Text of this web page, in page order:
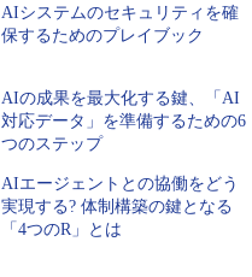
AIシステムのセキュリティを確
保するためのプレイブック
AIの成果を最大化する鍵、「AI
対応データ」を準備するための6
つのステップ
AIエージェントとの協働をどう
実現する? 体制構築の鍵となる
「4つのR」とは